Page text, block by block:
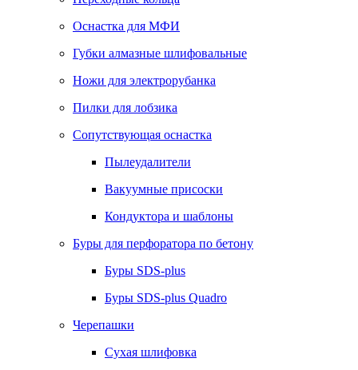
Оснастка для МФИ
Губки алмазные шлифовальные
Ножи для электрорубанка
Пилки для лобзика
Сопутствующая оснастка
Пылеудалители
Вакуумные присоски
Кондуктора и шаблоны
Буры для перфоратора по бетону
Буры SDS-plus
Буры SDS-plus Quadro
Черепашки
Сухая шлифовка